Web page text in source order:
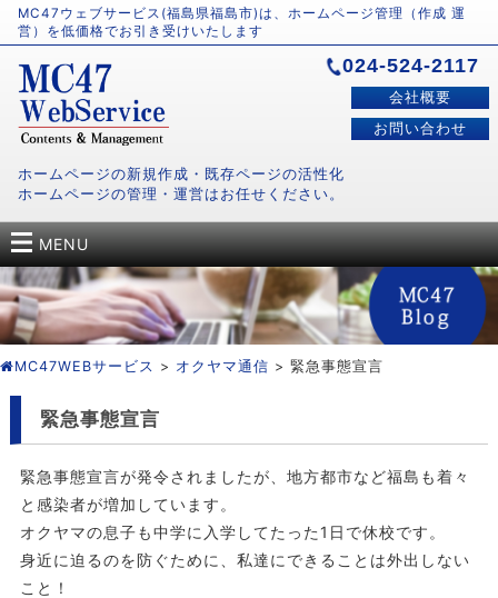
MC47ウェブサービス(福島県福島市)は、ホームページ管理（作成 運
営）を低価格でお引き受けいたします
ホームページの新規作成・既存ページの活性化
ホームページの管理・運営はお任せください。
024-524-2117
会社概要
お問い合わせ
MENU
MC47WEBサービス > オクヤマ通信 > 緊急事態宣言
緊急事態宣言
緊急事態宣言が発令されましたが、地方都市など福島も着々
と感染者が増加しています。
オクヤマの息子も中学に入学してたった1日で休校です。
身近に迫るのを防ぐために、私達にできることは外出しない
こと！